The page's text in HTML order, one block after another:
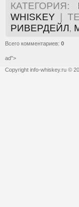
КАТЕГОРИЯ:
WHISKEY
РИВЕРДЕЙЛ,
Всего комментариев: 0
ad">
Copyright info-whiskey.ru ©